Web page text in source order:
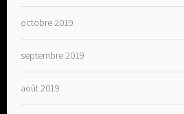
octobre 2019
septembre 2019
août 2019